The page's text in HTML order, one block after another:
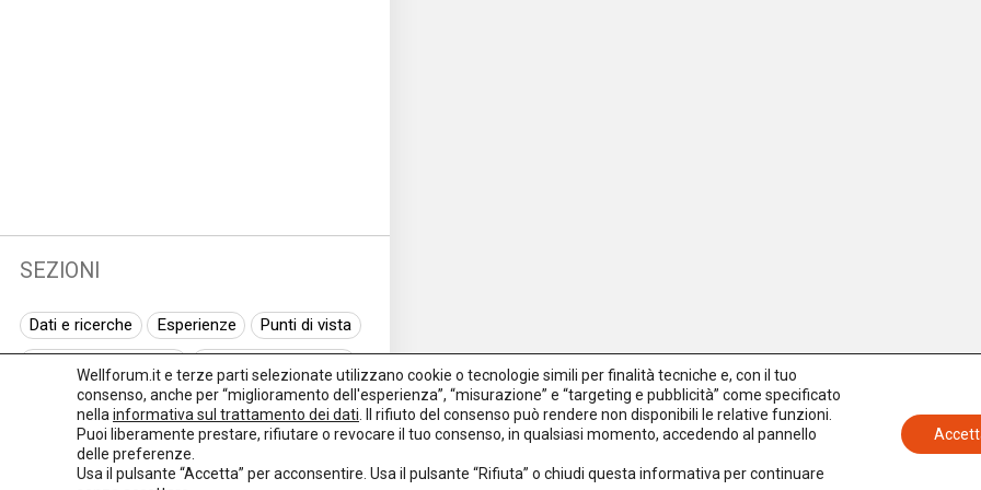
SEZIONI
Dati e ricerche Esperienze
Punti di vista
Normativa europea
Rassegna normativa
I seminari di Welforum
Eventi
Spazio ai promotori
Wellforum.it e terze parti selezionate utilizzano cookie o tecnologie simili per finalità tecniche e, con il tuo
consenso, anche per “miglioramento dell'esperienza”, “misurazione” e “targeting e pubblicità” come specificato
nella informativa sul trattamento dei dati . Il rifiuto del consenso può rendere non disponibili le relative funzioni.
Puoi liberamente prestare, rifiutare o revocare il tuo consenso, in qualsiasi momento, accedendo al pannello
delle preferenze.
Usa il pulsante “Accetta” per acconsentire. Usa il pulsante “Rifiuta” o chiudi questa informativa per continuare